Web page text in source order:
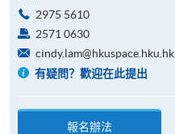
2975 5610
2571 0630
cindy.lam@hkuspace.hku.hk
有疑問？歡迎在此提出
報名辦法